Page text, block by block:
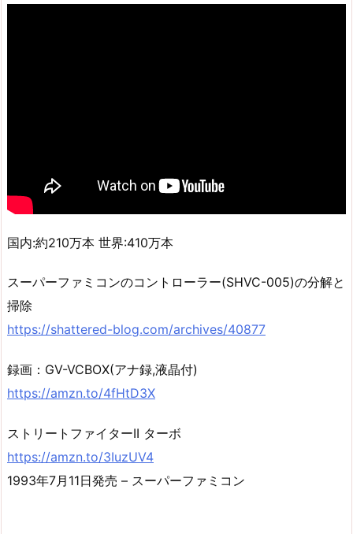
国内:約210万本 世界:410万本
スーパーファミコンのコントローラー(SHVC-005)の分解と
掃除
https://shattered-blog.com/archives/40877
録画：GV-VCBOX(アナ録,液晶付)
https://amzn.to/4fHtD3X
ストリートファイターII ターボ
https://amzn.to/3IuzUV4
1993年7月11日発売 – スーパーファミコン